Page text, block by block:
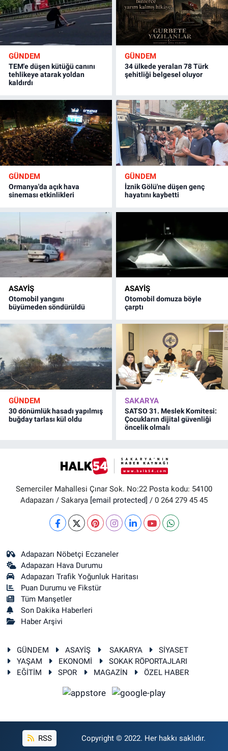
GÜNDEM
TEM'e düşen kütüğü canını
tehlikeye atarak yoldan
kaldırdı
GÜNDEM
34 ülkede yeralan 78 Türk
şehitliği belgesel oluyor
GÜNDEM
Ormanya'da açık hava
sineması etkinlikleri
GÜNDEM
İznik Gölü'ne düşen genç
hayatını kaybetti
ASAYİŞ
Otomobil yangını
büyümeden söndürüldü
ASAYİŞ
Otomobil domuza böyle
çarptı
GÜNDEM
30 dönümlük hasadı yapılmış
buğday tarlası kül oldu
SAKARYA
SATSO 31. Meslek Komitesi:
Çocukların dijital güvenliği
öncelik olmalı
Semerciler Mahallesi Çınar Sok. No:22 Posta kodu: 54100
Adapazarı / Sakarya [email protected] / 0 264 279 45 45
Adapazarı Nöbetçi Eczaneler
Adapazarı Hava Durumu
Adapazarı Trafik Yoğunluk Haritası
Puan Durumu ve Fikstür
Tüm Manşetler
Son Dakika Haberleri
Haber Arşivi
GÜNDEM ASAYİŞ SAKARYA
SİYASET
YAŞAM
EKONOMİ
SOKAK RÖPORTAJLARI
EĞİTİM
SPOR MAGAZİN ÖZEL HABER
RSS Copyright © 2022. Her hakkı saklıdır.